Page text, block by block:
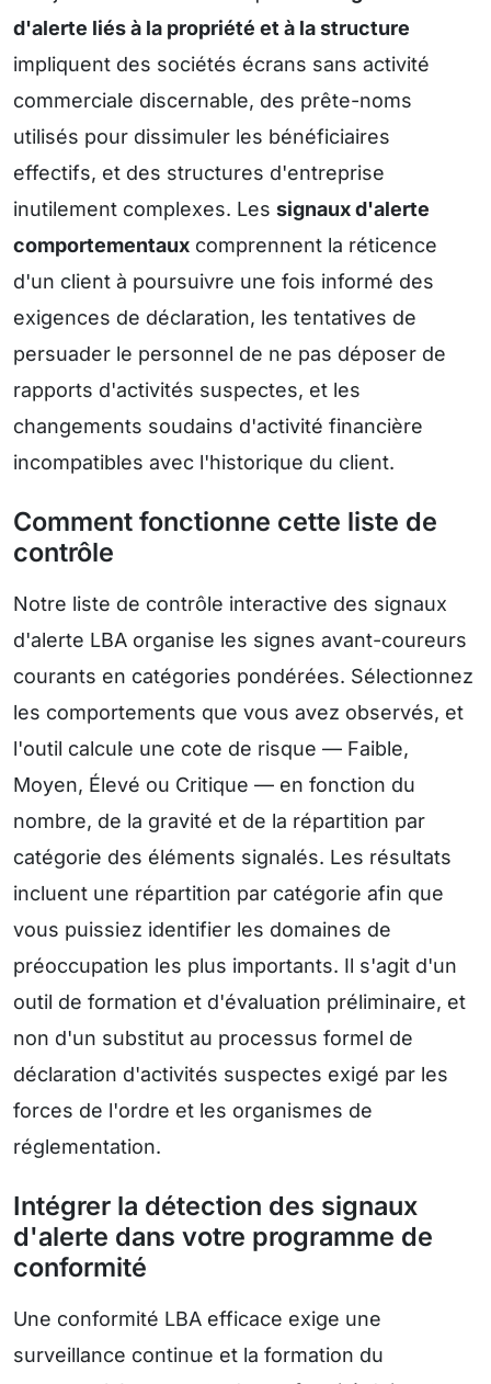
d'alerte liés à la propriété et à la structure
impliquent des sociétés écrans sans activité
commerciale discernable, des prête-noms
utilisés pour dissimuler les bénéficiaires
effectifs, et des structures d'entreprise
inutilement complexes. Les signaux d'alerte
comportementaux comprennent la réticence
d'un client à poursuivre une fois informé des
exigences de déclaration, les tentatives de
persuader le personnel de ne pas déposer de
rapports d'activités suspectes, et les
changements soudains d'activité financière
incompatibles avec l'historique du client.
Comment fonctionne cette liste de
contrôle
Notre liste de contrôle interactive des signaux
d'alerte LBA organise les signes avant-coureurs
courants en catégories pondérées. Sélectionnez
les comportements que vous avez observés, et
l'outil calcule une cote de risque — Faible,
Moyen, Élevé ou Critique — en fonction du
nombre, de la gravité et de la répartition par
catégorie des éléments signalés. Les résultats
incluent une répartition par catégorie afin que
vous puissiez identifier les domaines de
préoccupation les plus importants. Il s'agit d'un
outil de formation et d'évaluation préliminaire, et
non d'un substitut au processus formel de
déclaration d'activités suspectes exigé par les
forces de l'ordre et les organismes de
réglementation.
Intégrer la détection des signaux
d'alerte dans votre programme de
conformité
Une conformité LBA efficace exige une
surveillance continue et la formation du